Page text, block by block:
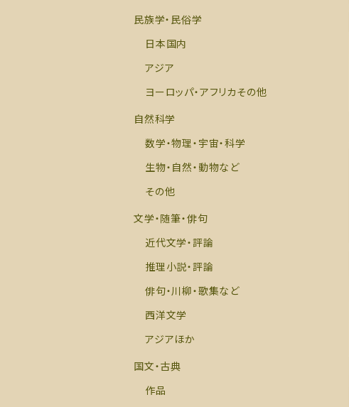
民族学・民俗学
日本国内
アジア
ヨーロッパ・アフリカその他
自然科学
数学・物理・宇宙・科学
生物・自然・動物など
その他
文学・随筆・俳句
近代文学・評論
推理小説・評論
俳句・川柳・歌集など
西洋文学
アジアほか
国文・古典
作品